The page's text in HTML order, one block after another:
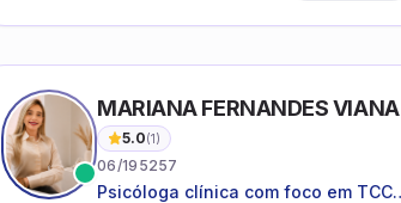
MARIANA FERNANDES VIANA
5.0(1)
06/195257
Psicóloga clínica com foco em TCC,